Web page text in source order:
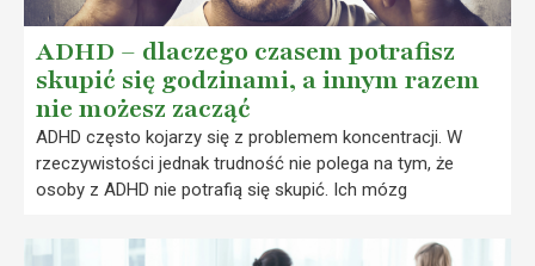
ADHD – dlaczego czasem potrafisz
skupić się godzinami, a innym razem
nie możesz zacząć
ADHD często kojarzy się z problemem koncentracji. W
rzeczywistości jednak trudność nie polega na tym, że
osoby z ADHD nie potrafią się skupić. Ich mózg